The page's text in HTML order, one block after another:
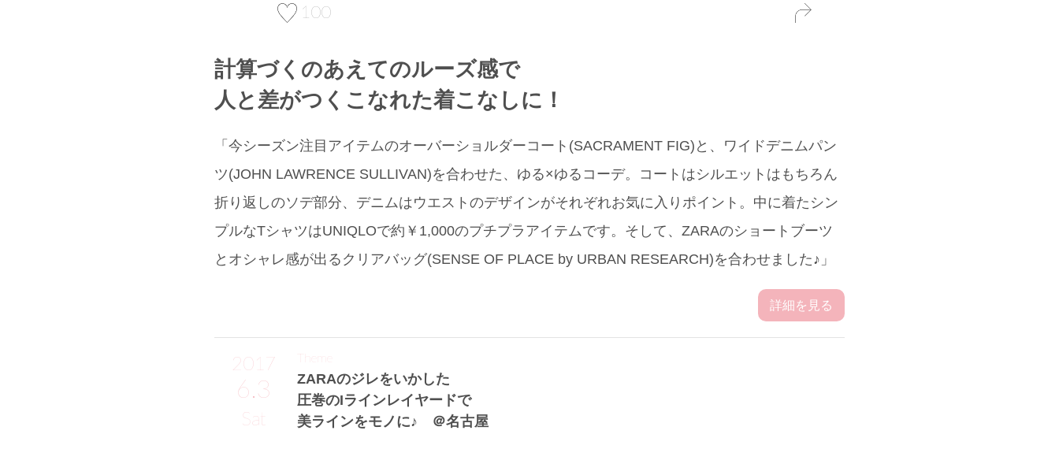
100
計算づくのあえてのルーズ感で
人と差がつくこなれた着こなしに！
「今シーズン注目アイテムのオーバーショルダーコート(SACRAMENT FIG)と、ワイドデニムパン
ツ(JOHN LAWRENCE SULLIVAN)を合わせた、ゆる×ゆるコーデ。コートはシルエットはもちろん
折り返しのソデ部分、デニムはウエストのデザインがそれぞれお気に入りポイント。中に着たシン
プルなTシャツはUNIQLOで約￥1,000のプチプラアイテムです。そして、ZARAのショートブーツ
とオシャレ感が出るクリアバッグ(SENSE OF PLACE by URBAN RESEARCH)を合わせました♪」
詳細を見る
2017
6.3
Sat
ZARAのジレをいかした
圧巻のIラインレイヤードで
美ラインをモノに♪ ＠名古屋
Theme